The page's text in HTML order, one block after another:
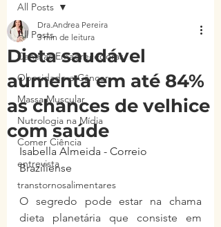
All Posts
Canetas Emagrecedoras
Obesidade e Câncer
Massa Muscular
Nutrologia na Mídia
Comer Ciência
entrevista
transtornosalimentares
All Posts
Dieta saudável
aumenta em até 84%
as chances de velhice
com saúde
Dra.Andrea Pereira
3 min de leitura
Isabella Almeida - Correio
Braziliense
O segredo pode estar na chama
dieta planetária que consiste em